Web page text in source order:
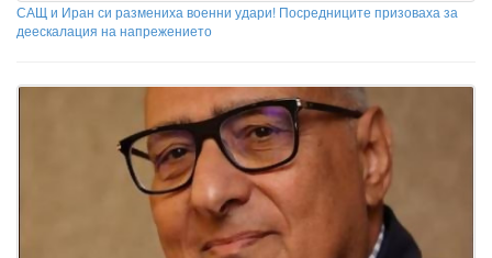
САЩ и Иран си размениха военни удари! Посредниците призоваха за
деескалация на напрежението